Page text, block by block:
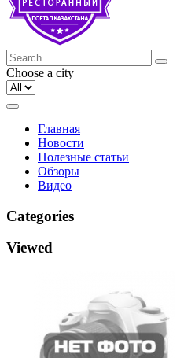
Choose a city
Главная
Новости
Полезные статьи
Обзоры
Видео
Categories
Viewed